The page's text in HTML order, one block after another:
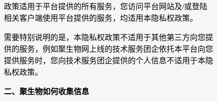
政策适用于平台提供的所有服务，您访问平台网站及/或登陆
相关客户端使用平台提供的服务，均适用本隐私权政策。
需要特别说明的是，本隐私权政策不适用于其他第三方向您提
供的服务，例如聚生物网上线的技术服务团企依托本平台向您
提供服务时，您向技术服务团企提供的个人信息不适用于本隐
私权政策。
二、 聚生物如何收集信息